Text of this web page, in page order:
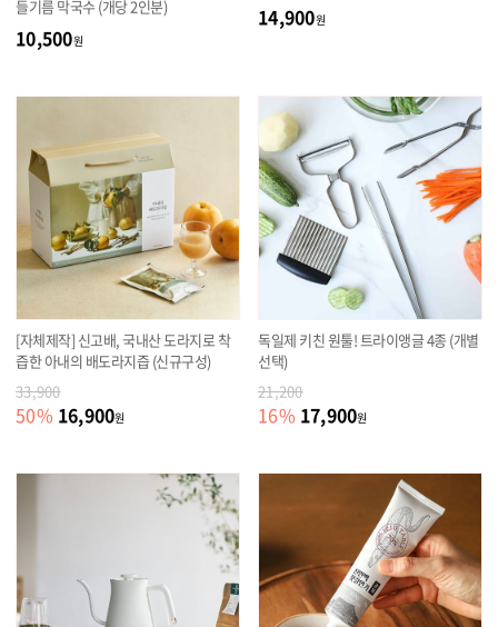
들기름 막국수 (개당 2인분)
10,500원
14,900원
[자체제작] 신고배, 국내산 도라지로 착
즙한 아내의 배도라지즙 (신규구성)
33,900
50% 16,900원
독일제 키친 원툴! 트라이앵글 4종 (개별
선택)
21,200
16% 17,900원